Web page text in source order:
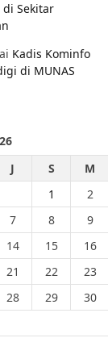
di Sekitar
Kadis Kominfo
di MUNAS
J S
M
1
2
7 8
9
14 15
16
21 22
23
28 29
30